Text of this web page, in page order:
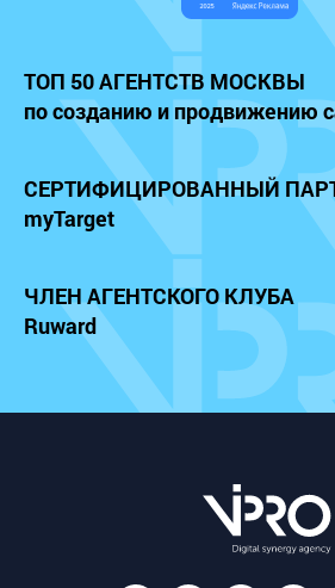
ТОП 50 АГЕНТСТВ МОСКВЫ
по созданию и продвижению
СЕРТИФИЦИРОВАННЫЙ
myTarget
ЧЛЕН АГЕНТСКОГО КЛУБА
Ruward